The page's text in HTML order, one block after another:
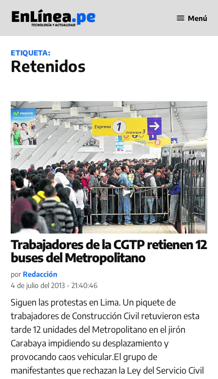
contenido
en Línea
Menú
ETIQUETA:
Retenidos
Trabajadores de la CGTP retienen 12
buses del Metropolitano
por Redacción
4 de julio del 2013 - 21:40:46
Siguen las protestas en Lima. Un piquete de
trabajadores de Construcción Civil retuvieron esta
tarde 12 unidades del Metropolitano en el jirón
Carabaya impidiendo su desplazamiento y
provocando caos vehicular.El grupo de
manifestantes que rechazan la Ley del Servicio Civil